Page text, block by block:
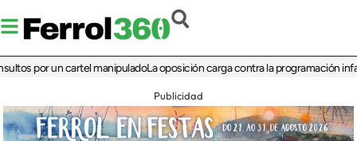
por un cartel manipuladoLa oposición carga contra la programación infantil
Publicidad